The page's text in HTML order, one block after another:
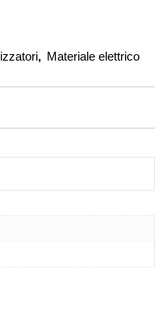
, Materiale elettrico